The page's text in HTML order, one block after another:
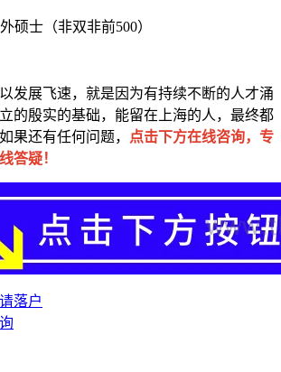
硕士（非双非前500）
发展飞速，就是因为有持续不断的人才涌
的殷实的基础，能留在上海的人，最终都
果还有任何问题，
点击下方在线咨询，专
答疑！
落户